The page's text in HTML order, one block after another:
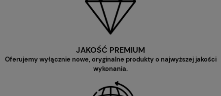
JAKOŚĆ PREMIUM
Oferujemy wyłącznie nowe, oryginalne produkty o najwyższej jakości
wykonania.